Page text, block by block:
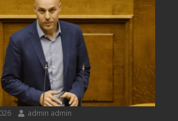
admin admin